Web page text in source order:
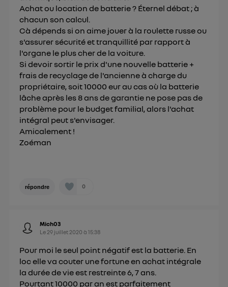
Achat ou location de batterie ? Éternel débat ; à
chacun son calcul.
Cà dépends si on aime jouer à la roulette russe ou
s'assurer sécurité et tranquillité par rapport à
l'organe le plus cher de la voiture.
Si devoir sortir le prix d'une nouvelle batterie +
frais de recyclage de l'ancienne à charge du
propriétaire, soit 10000 eur au cas où la batterie
lâche après les 8 ans de garantie ne pose pas de
problème pour le budget familial, alors l'achat
intégral peut s'envisager.
Amicalement !
Zoéman
répondre 0
Mich03
Le 29 juillet 2020 à15:38
Pour moi le seul point négatif est la batterie. En
loc elle va couter une fortune en achat intégrale
la durée de vie est restreinte 6, 7 ans.
Pourtant 10000 par an est parfaitement